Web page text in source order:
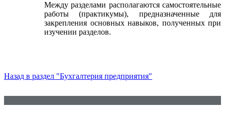
Между разделами располагаются самостоятельные
работы (практикумы), предназначенные для
закрепления основных навыков, полученных при
изучении разделов.
Назад в раздел "Бухгалтерия предприятия"